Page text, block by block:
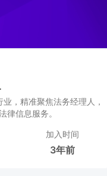
，精准聚焦法务经理人，
律信息服务。
加入时间
3年前